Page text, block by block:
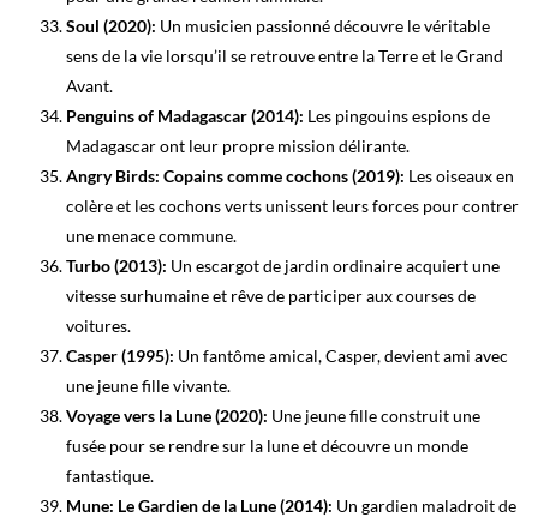
Soul (2020): Un musicien passionné découvre le véritable
sens de la vie lorsqu’il se retrouve entre la Terre et le Grand
Avant.
Penguins of Madagascar (2014): Les pingouins espions de
Madagascar ont leur propre mission délirante.
Angry Birds: Copains comme cochons (2019): Les oiseaux en
colère et les cochons verts unissent leurs forces pour contrer
une menace commune.
Turbo (2013): Un escargot de jardin ordinaire acquiert une
vitesse surhumaine et rêve de participer aux courses de
voitures.
Casper (1995): Un fantôme amical, Casper, devient ami avec
une jeune fille vivante.
Voyage vers la Lune (2020): Une jeune fille construit une
fusée pour se rendre sur la lune et découvre un monde
fantastique.
Mune: Le Gardien de la Lune (2014): Un gardien maladroit de